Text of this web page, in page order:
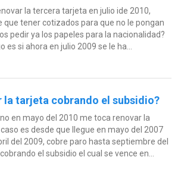
la tercera tarjeta en julio ide 2010,
que tener cotizados para que no le pongan
pedir ya los papeles para la nacionalidad?
es si ahora en julio 2009 se le ha...
la tarjeta cobrando el subsidio?
en mayo del 2010 me toca renovar la
es desde que llegue en mayo del 2007
del 2009, cobre paro hasta septiembre del
el subsidio el cual se vence en...